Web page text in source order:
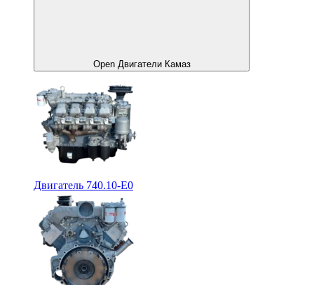
Open Двигатели Камаз
Двигатель 740.10-E0